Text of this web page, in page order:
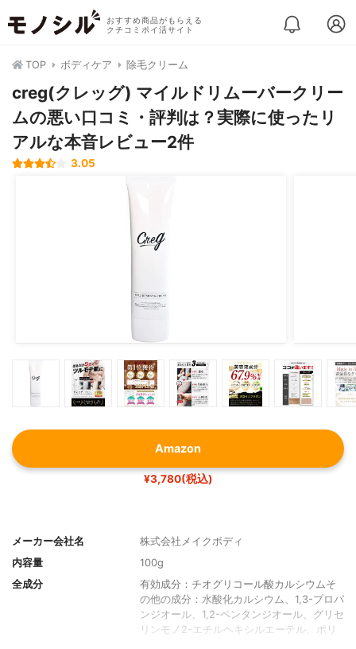
おすすめ商品がもらえる
クチコミポイ活サイト
TOP ボディケア 除毛クリーム
creg(クレッグ) マイルドリムーバークリー
ムの悪い口コミ・評判は？実際に使ったリ
アルな本音レビュー2件
3.05
Amazon
¥3,780(税込)
メーカー会社名
株式会社メイクボディ
内容量
100g
全成分
有効成分：チオグリコール酸カルシウムそ
の他の成分：水酸化カルシウム、1,3-プロパ
ンジオール、1,2-ペンタンジオール、グリセ
リンモノ2-エチルヘキシルエーテル、ポリ